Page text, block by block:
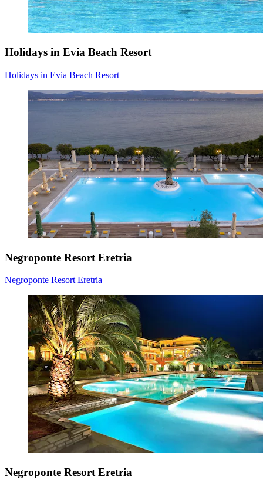
Holidays in Evia Beach Resort
Holidays in Evia Beach Resort
Negroponte Resort Eretria
Negroponte Resort Eretria
Negroponte Resort Eretria